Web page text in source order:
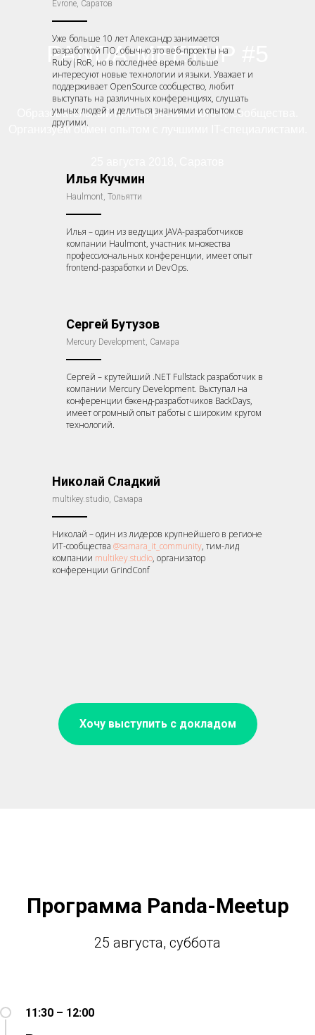
PANDA-MEETUP #5
Образовательный проект российского IT-сообщества.
Организуем обмен опытом с лучшими IT-специалистами.
Evrone, Саратов
Уже больше 10 лет Александр занимается
разработкой ПО, обычно это веб-проекты на
Ruby|RoR, но в последнее время больше
интересуют новые технологии и языки. Уважает и
поддерживает OpenSource сообщество, любит
выступать на различных конференциях, слушать
умных людей и делиться знаниями и опытом с
другими.
Илья Кучмин
Haulmont, Тольятти
Илья – один из ведущих JAVA-разработчиков
компании Haulmont, участник множества
профессиональных конференции, имеет опыт
frontend-разработки и DevOps.
Сергей Бутузов
Mercury Development, Самара
Сергей – крутейший .NET Fullstack разработчик в
компании Mercury Development. Выступал на
конференции бэкенд-разработчиков BackDays,
имеет огромный опыт работы с широким кругом
технологий.
Николай Сладкий
multikey.studio, Самара
Николай – один из лидеров крупнейшего в регионе
ИТ-сообщества @samara_it_community, тим-лид
компании multikey.studio, организатор
конференции GrindConf
Хочу выступить с докладом
Программа Panda-Meetup
25 августа, суббота
11:30 – 12:00